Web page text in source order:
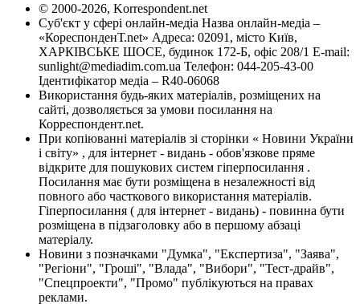
© 2000-2026, Korrespondent.net
Суб'єкт у сфері онлайн-медіа Назва онлайн-медіа –
«КореспонденТ.net» Адреса: 02091, місто Київ,
ХАРКІВСЬКЕ ШОСЕ, будинок 172-Б, офіс 208/1 E-mail:
sunlight@mediadim.com.ua Телефон: 044-205-43-00
Ідентифікатор медіа – R40-06068
Використання будь-яких матеріалів, розміщених на
сайті, дозволяється за умови посилання на
Корреспондент.net.
При копіюванні матеріалів зі сторінки « Новини України
і світу» , для інтернет - видань - обов'язкове пряме
відкрите для пошукових систем гіперпосилання .
Посилання має бути розміщена в незалежності від
повного або часткового використання матеріалів.
Гіперпосилання ( для інтернет - видань) - повинна бути
розміщена в підзаголовку або в першому абзаці
матеріалу.
Новини з позначками "Думка", "Експертиза", "Заява",
"Регіони", "Гроші", "Влада", "Вибори", "Тест-драйв",
"Спецпроекти", "Промо" публікуються на правах
реклами.